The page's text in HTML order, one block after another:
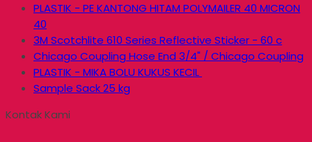
PLASTIK - PE KANTONG HITAM POLYMAILER 40 MICRON
40
3M Scotchlite 610 Series Reflective Sticker - 60 c
Chicago Coupling Hose End 3/4" / Chicago Coupling
PLASTIK - MIKA BOLU KUKUS KECIL
Sample Sack 25 kg
Kontak Kami